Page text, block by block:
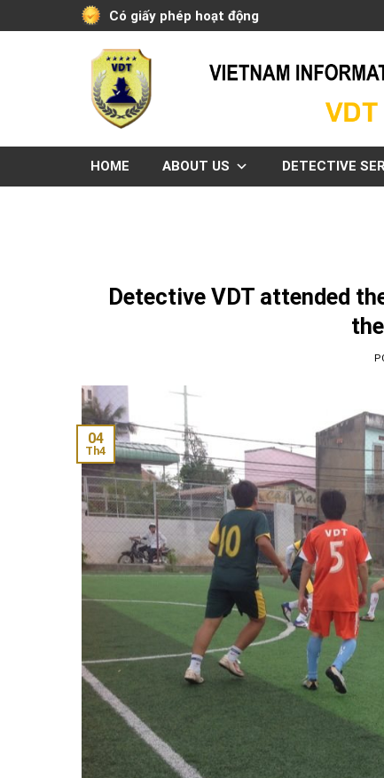
to
Có giấy phép hoạt động
HOME ABOUT US DETECTIVE
Detective VDT attended
04
Th4